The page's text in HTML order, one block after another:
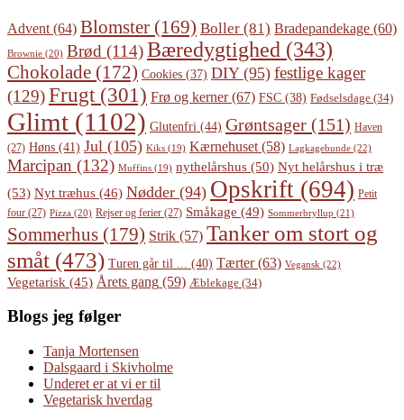
Advent (64) Blomster (169) Boller (81) Bradepandekage (60)
Brownie (20) Brød (114)Bæredygtighed (343)
Chokolade (172) Cookies (37) DIY(95) festlige kager
(129)Frugt (301) Frø og kerner(67) FSC (38) Fødselsdage (34)
Glimt (1102) Glutenfri (44) Grøntsager (151) Haven
(27) Høns (41) Jul (105) Kiks (19) Kærnehuset (58) Lagkagebunde (22)
Marcipan (132) Muffins (19) nythelårshus (50) Nyt helårshus i træ
(53) Nyt træhus (46) Nødder (94) Opskrift (694) Petit
four (27) Pizza (20) Rejser og ferier (27) Småkage (49) Sommerbryllup (21)
Sommerhus (179) Strik (57) Tanker om stort og
småt (473) Turen går til ... (40) Tærter(63) Vegansk (22)
Vegetarisk (45) Årets gang (59) Æblekage (34)
Blogs jeg følger
Tanja Mortensen
Dalsgaard i Skivholme
Underet er at vi er til
Vegetarisk hverdag